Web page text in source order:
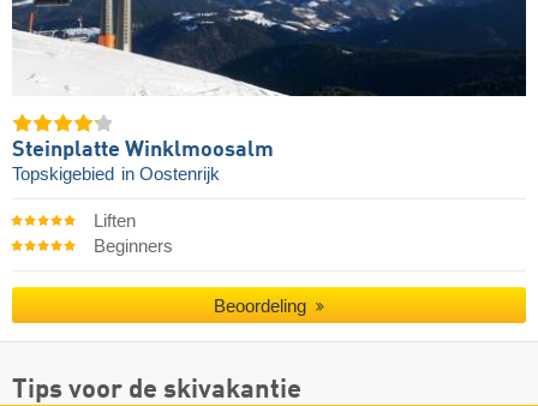
Steinplatte Winklmoosalm
Topskigebied in Oostenrijk
Liften
Beginners
Beoordeling
Tips voor de skivakantie